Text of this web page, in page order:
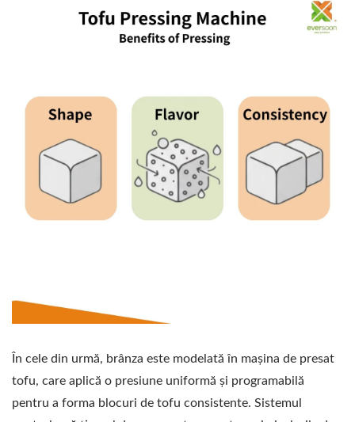
În cele din urmă, brânza este modelată în mașina de presat
tofu, care aplică o presiune uniformă și programabilă
pentru a forma blocuri de tofu consistente. Sistemul